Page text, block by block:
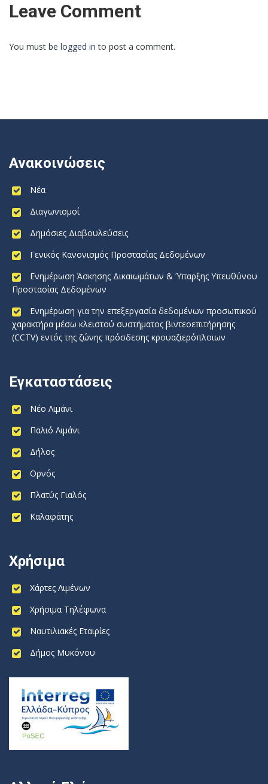
Leave Comment
You must be logged in to post a comment.
Ανακοινώσεις
Νέα
Διαγωνισμοί
Δημόσιες Διαβουλεύσεις
Γενικός Κανονισμός Προστασίας Δεδομένων
Ενημέρωση Άσκησης Δικαιωμάτων & Ύπαρξης Υπευθύνου
Προστασίας Δεδομένων
Ενημέρωση για την επεξεργασία δεδομένων προσωπικού
χαρακτήρα μέσω κλειστού συστήματος βιντεοεπιτήρησης
(CCTV) εντός της ζώνης πρόσδεσης κρουαζιερόπλοιων
Εγκαταστάσεις
Νέο Λιμάνι
Παλιό Λιμάνι
Δήλος
Ορνός
Πλατύς Γιαλός
Καλαφάτης
Χρήσιμα
Χάρτες Λιμένων
Χρήσιμα Τηλέφωνα
Ναυτιλιακές Εταιρίες
Δήμος Μυκόνου